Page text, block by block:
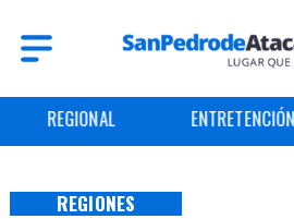
ENTRETENCIÓN DEPORTES
REGIONES